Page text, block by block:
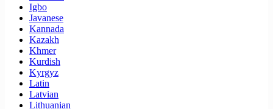
Igbo
Javanese
Kannada
Kazakh
Khmer
Kurdish
Kyrgyz
Latin
Latvian
Lithuanian